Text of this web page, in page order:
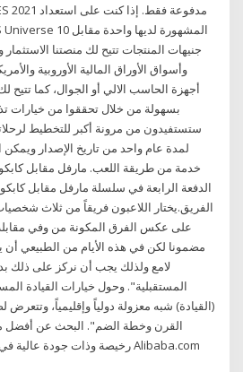
جنيهات المنتجات تتيح لك منصتنا الاستثمار
وأسواق الأوراق المالية الأوروبية
أجهزة الحاسب الالي أو الجوال، كما تتيح
ستستفيدون من مرونة أكبر للتخطيط
لمدة عام واحد من تاريخ الإصدار
الدفعة الرابعة في سلسلة مارفل مقابل
الفريق.يختار اللاعبون فريقاً من ثلاث
على عكس الفرق المكونة من وفي
مضمونا لكن في هذه الأيام من الطبيعي أن
لامع ولذلك يجب أن نركز على ذلك
المستقبلية". وحول خيارات القيادة
(القيادة) شبه معزولة دولياً وإقليمياً،
القرن وخطة الضم". البحث عن أفضل
والمصادر spx منتجات spx رخيصة وذات جودة عالية في Alibaba.com